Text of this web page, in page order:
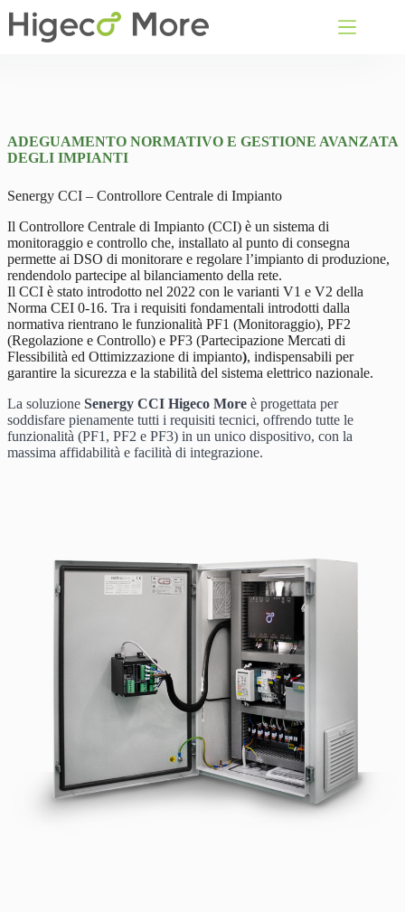
contenuto
ADEGUAMENTO NORMATIVO E GESTIONE AVANZATA
DEGLI IMPIANTI
Senergy CCI – Controllore Centrale di Impianto
Il Controllore Centrale di Impianto (CCI) è un sistema di
monitoraggio e controllo che, installato al punto di consegna
permette ai DSO di monitorare e regolare l’impianto di produzione,
rendendolo partecipe al bilanciamento della rete.
Il CCI è stato introdotto nel 2022 con le varianti V1 e V2 della
Norma CEI 0-16. Tra i requisiti fondamentali introdotti dalla
normativa rientrano le funzionalità PF1 (Monitoraggio), PF2
(Regolazione e Controllo) e PF3 (Partecipazione Mercati di
Flessibilità ed Ottimizzazione di impianto), indispensabili per
garantire la sicurezza e la stabilità del sistema elettrico nazionale.
La soluzione Senergy CCI Higeco More è progettata per
soddisfare pienamente tutti i requisiti tecnici, offrendo tutte le
funzionalità (PF1, PF2 e PF3) in un unico dispositivo, con la
massima affidabilità e facilità di integrazione.